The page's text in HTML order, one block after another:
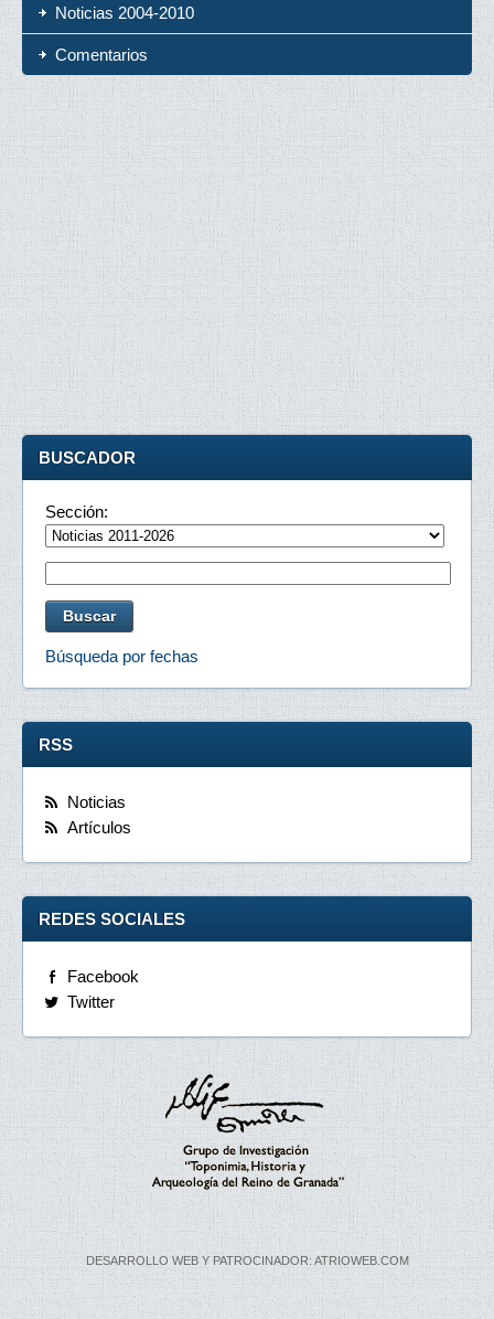
Noticias 2004-2010
Comentarios
BUSCADOR
Sección:
Búsqueda por fechas
RSS
Noticias
Artículos
REDES SOCIALES
Facebook
Twitter
DESARROLLO WEB Y PATROCINADOR: ATRIOWEB.COM